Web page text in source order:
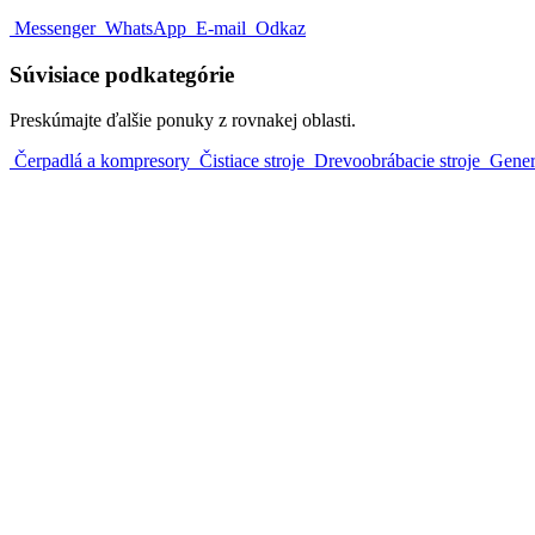
Messenger WhatsApp E-mail Odkaz
Súvisiace podkategórie
Preskúmajte ďalšie ponuky z rovnakej oblasti.
Čerpadlá a kompresory Čistiace stroje Drevoobrábacie stroje